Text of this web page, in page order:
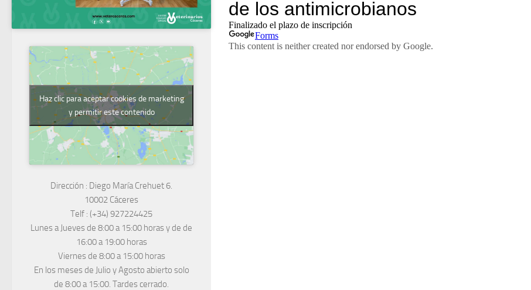
Haz clic para aceptar cookies de marketing
y permitir este contenido
Dirección : Diego María Crehuet 6.
10002 Cáceres
Telf : (+34) 927224425
Lunes a Jueves de 8:00 a 15:00 horas y de de
16:00 a 19:00 horas
Viernes de 8:00 a 15:00 horas
En los meses de Julio y Agosto abierto solo
de 8:00 a 15:00. Tardes cerrado.